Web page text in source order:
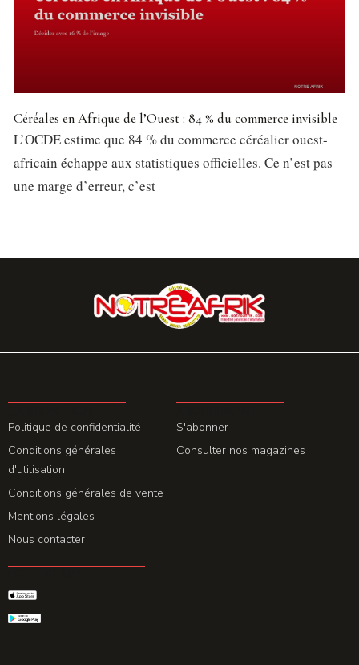
Céréales en Afrique de l’Ouest : 84 % du commerce invisible
L’OCDE estime que 84 % du commerce céréalier ouest-
africain échappe aux statistiques officielles. Ce n’est pas
une marge d’erreur, c’est
Politique de confidentialité
Conditions générales
d'utilisation
Conditions générales de vente
Mentions légales
Nous contacter
S'abonner
Consulter nos magazines